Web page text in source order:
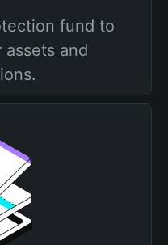
fund to
assets and